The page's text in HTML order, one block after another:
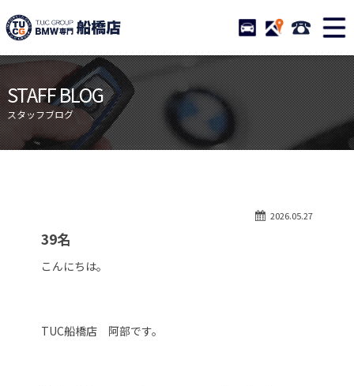
TUCグループ BMW専門 船
STOCK ACCESS 047-
ニュース
在庫リスト
目玉車両一覧
店舗紹介
保証＆サービス
アクセスマップ
自動車保険
STAFF BLOG
スタッフブログ
2026.05.27
39名
こんにちは。
TUC船橋店 阿部です。